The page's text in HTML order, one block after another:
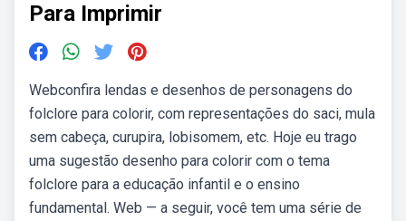
Para Imprimir
Webconfira lendas e desenhos de personagens do
folclore para colorir, com representações do saci, mula
sem cabeça, curupira, lobisomem, etc. Hoje eu trago
uma sugestão desenho para colorir com o tema
folclore para a educação infantil e o ensino
fundamental. Web — a seguir, você tem uma série de